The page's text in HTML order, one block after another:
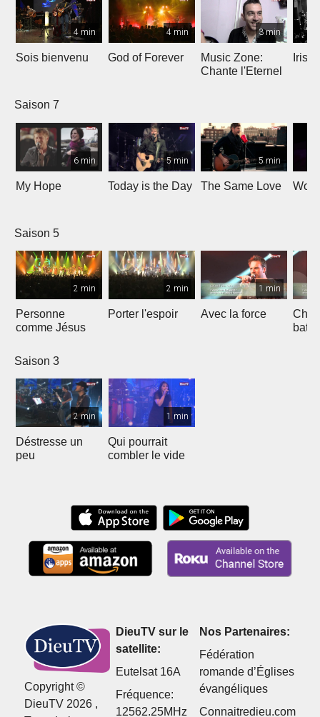
4 min
Sois bienvenu
4 min
God of Forever
3 min
Music Zone:
Chante l'Eternel
Irish
Saison 7
6 min
My Hope
5 min
Today is the Day
5 min
The Same Love
Saison 5
2 min
Personne
comme Jésus
2 min
Porter l'espoir
1 min
Avec la force
Saison 3
2 min
Déstresse un
peu
1 min
Qui pourrait
combler le vide
Copyright ©
DieuTV 2026 ,
DieuTV sur le
satellite:
Eutelsat 16A
Fréquence:
12562.25MHz
Nos Partenaires:
Fédération
romande d’Églises
évangéliques
Connaitredieu.com